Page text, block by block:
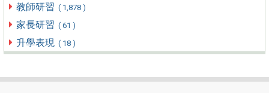
教師研習 ( 1,878 )
家長研習 ( 61 )
升學表現 ( 18 )